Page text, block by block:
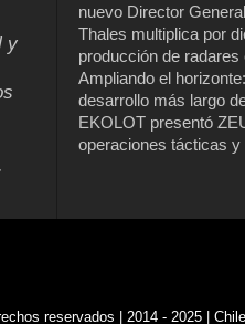
y
nuevo Director
Thales multiplica por
producción de radares
Ampliando el
desarrollo más largo
EKOLOT presentó
operaciones tácticas
reservados | 2014 - 2025 | Chile